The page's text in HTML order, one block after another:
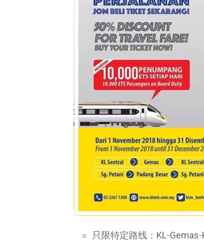
只限特定路线：KL-Gemas-